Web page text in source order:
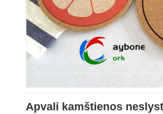
Apvali kamštienos